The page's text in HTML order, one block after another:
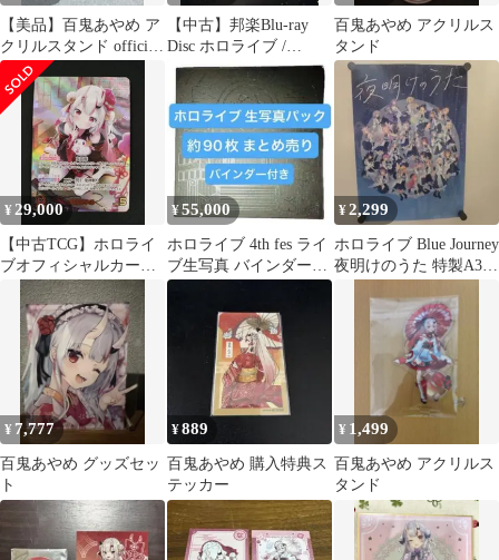
【美品】百鬼あやめ ア
クリルスタンド official
shop umeda
【中古】邦楽Blu-ray
Disc ホロライブ /
hololive 4th fes.Our
Bright Parade
百鬼あやめ アクリルス
タンド
¥ 29,000
【中古TCG】ホロライ
ブオフィシャルカード
ゲーム 百鬼あやめ
(hBP06-004)(OUR)【50-
501】
¥55,000
ホロライブ 4th fes ライ
ブ生写真 バインダー付
き
¥2,299
ホロライブ Blue Journey
夜明けのうた 特製A3ク
¥ 7,777
百鬼あやめ グッズセッ
ト
¥889
百鬼あやめ 購入特典ス
テッカー
¥ 1,499
百鬼あやめ アクリルス
タンド